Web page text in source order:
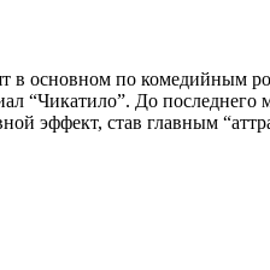
в основном по комедийным
“Чикатило”. До последнего
эффект, став главным